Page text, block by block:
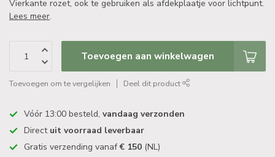
Vierkante rozet, ook te gebruiken als afdekplaatje voor lichtpunt.
Lees meer.
Toevoegen aan winkelwagen
Toevoegen om te vergelijken Deel dit product
Vóór 13:00 besteld, vandaag verzonden
Direct uit voorraad leverbaar
Gratis verzending vanaf€ 150 (NL)